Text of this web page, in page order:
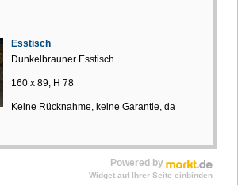
Esstisch
Dunkelbrauner Esstisch
160 x 89, H 78
Keine Rücknahme, keine Garantie, da
Powered by
Widget auf Ihrer Seite einbinden